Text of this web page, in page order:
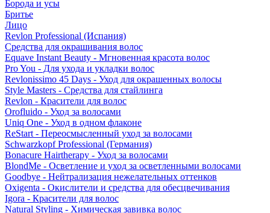
Борода и усы
Бритье
Лицо
Revlon Professional (Испания)
Средства для окрашивания волос
Equave Instant Beauty - Мгновенная красота волос
Pro You - Для ухода и укладки волос
Revlonissimo 45 Days - Уход для окрашенных волосы
Style Masters - Средства для стайлинга
Revlon - Красители для волос
Orofluido - Уход за волосами
Uniq One - Уход в одном флаконе
ReStart - Переосмысленный уход за волосами
Schwarzkopf Professional (Германия)
Bonacure Hairtherapy - Уход за волосами
BlondMe - Осветление и уход за осветленными волосами
Goodbye - Нейтрализация нежелательных оттенков
Oxigenta - Окислители и средства для обесцвечивания
Igora - Красители для волос
Natural Styling - Химическая завивка волос